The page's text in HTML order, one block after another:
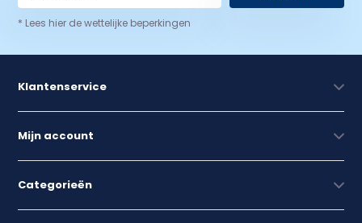
* Lees hier de wettelijke beperkingen
Klantenservice
Mijn account
Categorieën